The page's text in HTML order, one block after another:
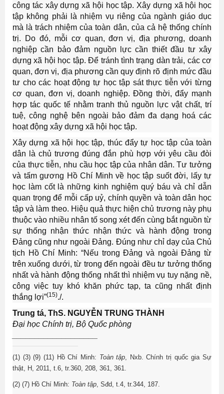
công tác xây dựng xã hội học tập. Xây dựng xã hội học
tập không phải là nhiệm vụ riêng của ngành giáo dục
mà là trách nhiệm của toàn dân, của cả hệ thống chính
trị. Do đó, mỗi cơ quan, đơn vị, địa phương, doanh
nghiệp cần bảo đảm nguồn lực cần thiết đầu tư xây
dựng xã hội học tập. Để tránh tình trạng dàn trải, các cơ
quan, đơn vị, địa phương cần quy định rõ định mức đầu
tư cho các hoạt động tự học tập sát thực tiễn với từng
cơ quan, đơn vị, doanh nghiệp. Đồng thời, đẩy mạnh
hợp tác quốc tế nhằm tranh thủ nguồn lực vật chất, trí
tuệ, công nghệ bên ngoài bảo đảm đa dạng hoá các
hoạt động xây dựng xã hội học tập.
Xây dựng xã hội học tập, thúc đẩy tự học tập của toàn
dân là chủ trương đúng đắn phù hợp với yêu cầu đòi
của thực tiễn, nhu cầu học tập của nhân dân. Tư tưởng
và tấm gương Hồ Chí Minh về học tập suốt đời, lấy tự
học làm cốt là những kinh nghiệm quý báu và chỉ dẫn
quan trọng để mỗi cấp uỷ, chính quyền và toàn dân học
tập và làm theo. Hiệu quả thực hiện chủ trương này phụ
thuộc vào nhiều nhân tố song xét đến cùng bắt nguồn từ
sự thống nhận thức nhận thức và hành động trong
Đảng cũng như ngoài Đảng. Đúng như chỉ dạy của Chủ
tịch Hồ Chí Minh: “Nếu trong Đảng và ngoài Đảng từ
trên xuống dưới, từ trong đến ngoài đều tư tưởng thống
nhất và hành động thống nhất thì nhiệm vụ tuy nặng nề,
công việc tuy khó khăn phức tạp, ta cũng nhất định
thắng lợi”(15)./.
Trung tá, ThS. NGUYỄN TRUNG THÀNH
Đại học Chính trị, Bộ Quốc phòng
(1) (3) (9) (11) Hồ Chí Minh: Toàn tập , Nxb. Chính trị quốc gia Sự
thật, H, 2011, t.6, tr.360, 208, 361, 361.
(2) (7) Hồ Chí Minh: Toàn tập , Sđd, t.4, tr.344, 187.